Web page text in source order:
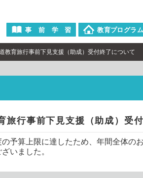
事 前 学 習 教育プロ グラ ム
育旅行事前下見支援（助成）受付終了について
行事前下見支援（助成）受
予算上限に達したため、年間全体の
いました。